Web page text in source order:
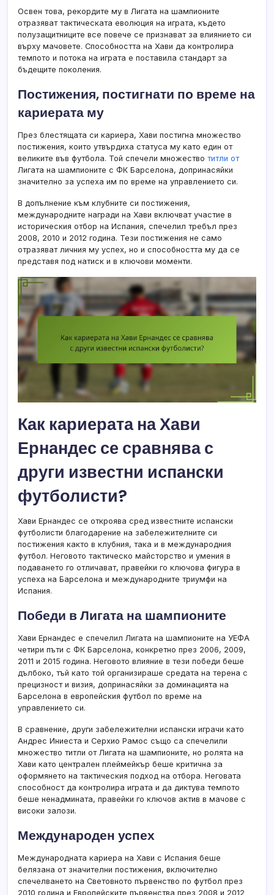
Освен това, рекордите му в Лигата на шампионите
отразяват тактическата еволюция на играта, където
полузащитниците все повече се признават за влиянието си
върху мачовете. Способността на Хави да контролира
темпото и потока на играта е поставила стандарт за
бъдещите поколения.
Постижения, постигнати по време на
кариерата му
През блестящата си кариера, Хави постигна множество
постижения, които утвърдиха статуса му като един от
великите във футбола. Той спечели множество титли от
Лигата на шампионите с ФК Барселона, допринасяйки
значително за успеха им по време на управлението си.
В допълнение към клубните си постижения,
международните награди на Хави включват участие в
историческия отбор на Испания, спечелил требъл през
2008, 2010 и 2012 година. Тези постижения не само
отразяват личния му успех, но и способността му да се
представя под натиск и в ключови моменти.
Как кариерата на Хави
Ернандес се сравнява с
други известни испански
футболисти?
Хави Ернандес се откроява сред известните испански
футболисти благодарение на забележителните си
постижения както в клубния, така и в международния
футбол. Неговото тактическо майсторство и умения в
подаването го отличават, правейки го ключова фигура в
успеха на Барселона и международните триумфи на
Испания.
Победи в Лигата на шампионите
Хави Ернандес е спечелил Лигата на шампионите на УЕФА
четири пъти с ФК Барселона, конкретно през 2006, 2009,
2011 и 2015 година. Неговото влияние в тези победи беше
дълбоко, тъй като той организираше средата на терена с
прецизност и визия, допринасяйки за доминацията на
Барселона в европейския футбол по време на
управлението си.
В сравнение, други забележителни испански играчи като
Андрес Иниеста и Серхио Рамос също са спечелили
множество титли от Лигата на шампионите, но ролята на
Хави като централен плеймейкър беше критична за
оформянето на тактическия подход на отбора. Неговата
способност да контролира играта и да диктува темпото
беше ненадмината, правейки го ключов актив в мачове с
високи залози.
Международен успех
Международната кариера на Хави с Испания беше
белязана от значителни постижения, включително
спечелването на Световното първенство по футбол през
2010 година и Европейските първенства през 2008 и 2012